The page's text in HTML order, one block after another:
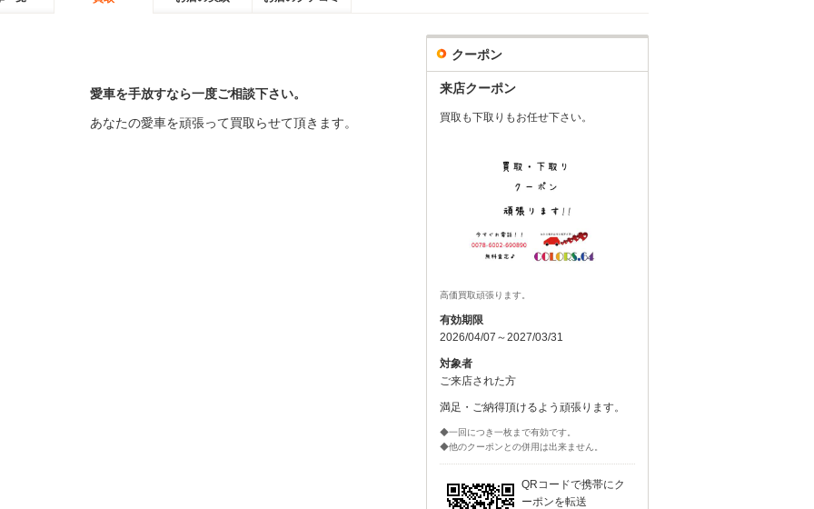
愛車を手放すなら一度ご相談下さい。
あなたの愛車を頑張って買取らせて頂きます。
クーポン
来店クーポン
買取も下取りもお任せ下さい。
高価買取頑張ります。
有効期限
2026/04/07～2027/03/31
対象者
ご来店された方
満足・ご納得頂けるよう頑張ります。
◆一回につき一枚まで有効です。
◆他のクーポンとの併用は出来ません。
QRコードで携帯にク
ーポンを転送